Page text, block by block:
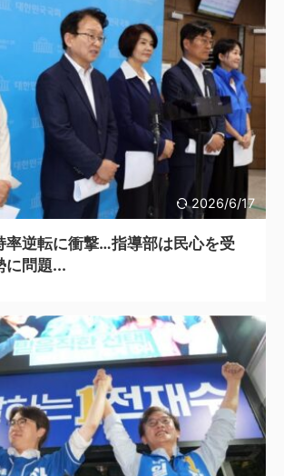
2026/6/17
率逆転に衝撃…指導部は民心を受
に問題...